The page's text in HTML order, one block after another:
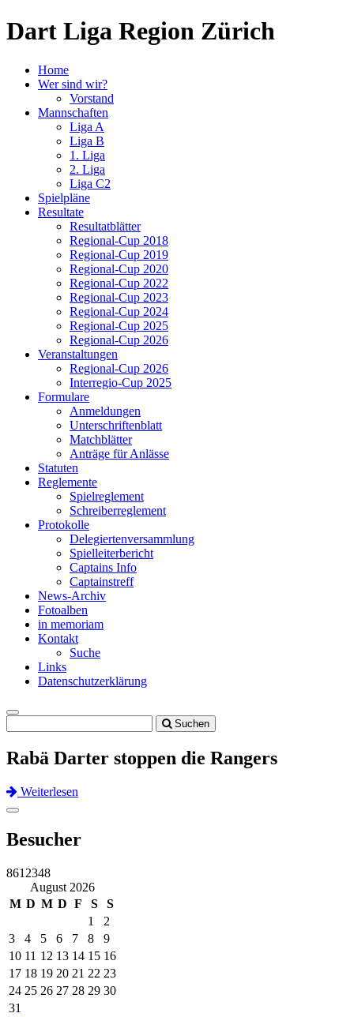
Dart Liga Region Zürich
Home
Wer sind wir?
Vorstand
Mannschaften
Liga A
Liga B
1. Liga
2. Liga
Liga C2
Spielpläne
Resultate
Resultatblätter
Regional-Cup 2018
Regional-Cup 2019
Regional-Cup 2020
Regional-Cup 2022
Regional-Cup 2023
Regional-Cup 2024
Regional-Cup 2025
Regional-Cup 2026
Veranstaltungen
Regional-Cup 2026
Interregio-Cup 2025
Formulare
Anmeldungen
Unterschriftenblatt
Matchblätter
Anträge für Anlässe
Statuten
Reglemente
Spielreglement
Schreiberreglement
Protokolle
Delegiertenversammlung
Spielleiterbericht
Captains Info
Captainstreff
News-Archiv
Fotoalben
in memoriam
Kontakt
Suche
Links
Datenschutzerklärung
Toggle
navigation
Suchen
Rabä Darter stoppen die Rangers
Weiterlesen
Previous
Next
Toggle
Besucher
8612348
August 2026
M D M D F S S
1
2
3
4 5 6 7 8
9
10 11 12 13 14 15 16
17 18 19 20 21 22 23
24 25 26 27 28 29 30
31